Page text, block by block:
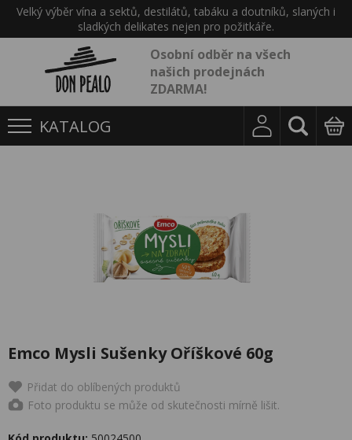
Velký výběr vína a sektů, destilátů, tabáku a doutníků, slaných i
sladkých delikates nejen pro požitkáře.
Osobní odběr na všech
našich prodejnách
ZDARMA!
KATALOG
Emco Mysli Sušenky Oříškové 60g
Přidat do oblíbených produktů
Foto produktu se může od skutečnosti mírně lišit.